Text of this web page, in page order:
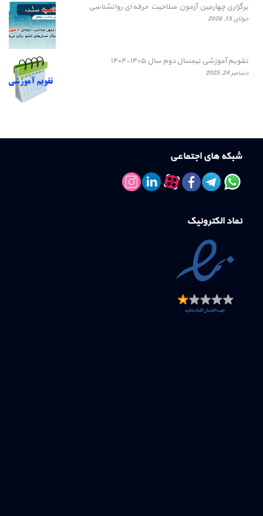
برگزاری چهارمین آزمون صلاحیت حرفه ای روانشناسی
جولای 15, 2026
تقویم آموزشی نیمسال دوم سال ۱۴۰۵-۱۴۰۴
دسامبر 24, 2025
شبکه های اجتماعی
نماد الکترونیک